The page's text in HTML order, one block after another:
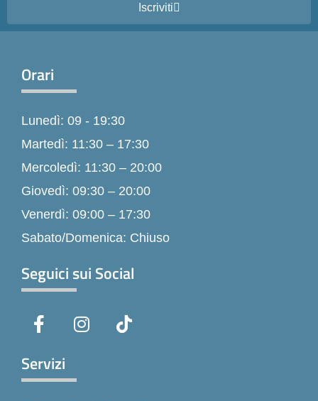
Iscriviti
Orari
Lunedì: 09 - 19:30
Martedì: 11:30 – 17:30
Mercoledì: 11:30 – 20:00
Giovedì: 09:30 – 20:00
Venerdì: 09:00 – 17:30
Sabato/Domenica: Chiuso
Seguici sui Social
a
e
b
n
i
Servizi